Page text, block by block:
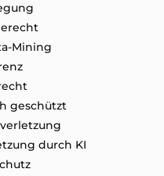
Mining
geschützt
durch KI